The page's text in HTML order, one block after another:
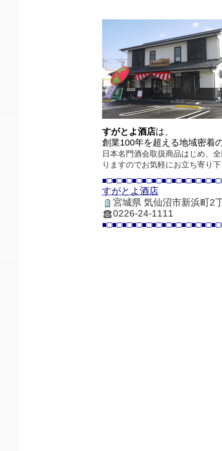
すがとよ酒店は、
創業100年を超える地域密着
日本名門酒会取扱商品はじめ、
りますのでお気軽にお立ち寄り
すがとよ酒店
宮城県 気仙沼市新浜町2
0226-24-1111